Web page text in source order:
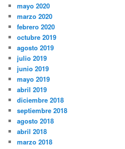
mayo 2020
marzo 2020
febrero 2020
octubre 2019
agosto 2019
julio 2019
junio 2019
mayo 2019
abril 2019
diciembre 2018
septiembre 2018
agosto 2018
abril 2018
marzo 2018